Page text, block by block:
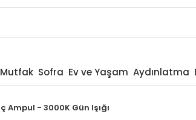
Mutfak Sofra Ev ve Yaşam Aydınlatma
Ampul - 3000K Gün Işığı